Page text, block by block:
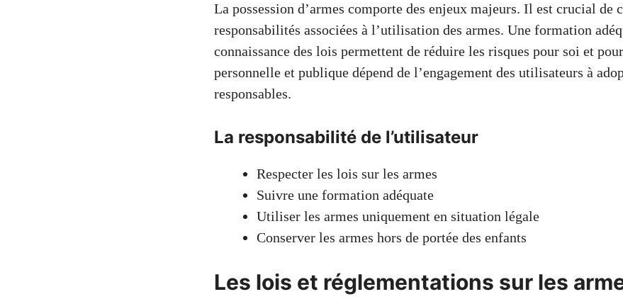
La possession d’armes comporte des enjeux majeurs. Il est crucial de
responsabilités associées à l’utilisation des armes. Une formation
connaissance des lois permettent de réduire les risques pour soi et
personnelle et publique dépend de l’engagement des utilisateurs à
responsables.
La responsabilité de l’utilisateur
Respecter les lois sur les armes
Suivre une formation adéquate
Utiliser les armes uniquement en situation légale
Conserver les armes hors de portée des enfants
Les lois et réglementations sur les